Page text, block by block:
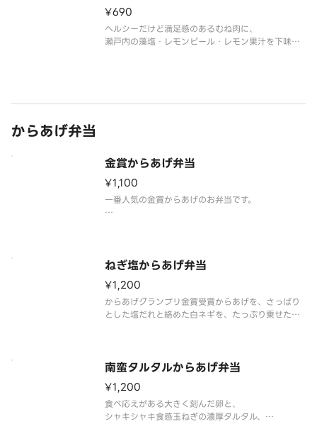
¥690
ヘルシーだけど満足感のあるむね肉に、
瀬戸内の藻塩・レモンピール・レモン果汁を下味に
からあげ弁当
金賞からあげ弁当
¥1,100
一番人気の金賞からあげのお弁当です。
ねぎ塩からあげ弁当
¥1,200
からあげグランプリ金賞受賞からあげを、さっぱり
とした塩だれと絡めた白ネギを、たっぷり乗せたト
南蛮タルタルからあげ弁当
¥1,200
食べ応えがある大きく刻んだ卵と、
シャキシャキ食感玉ねぎの濃厚タルタル、